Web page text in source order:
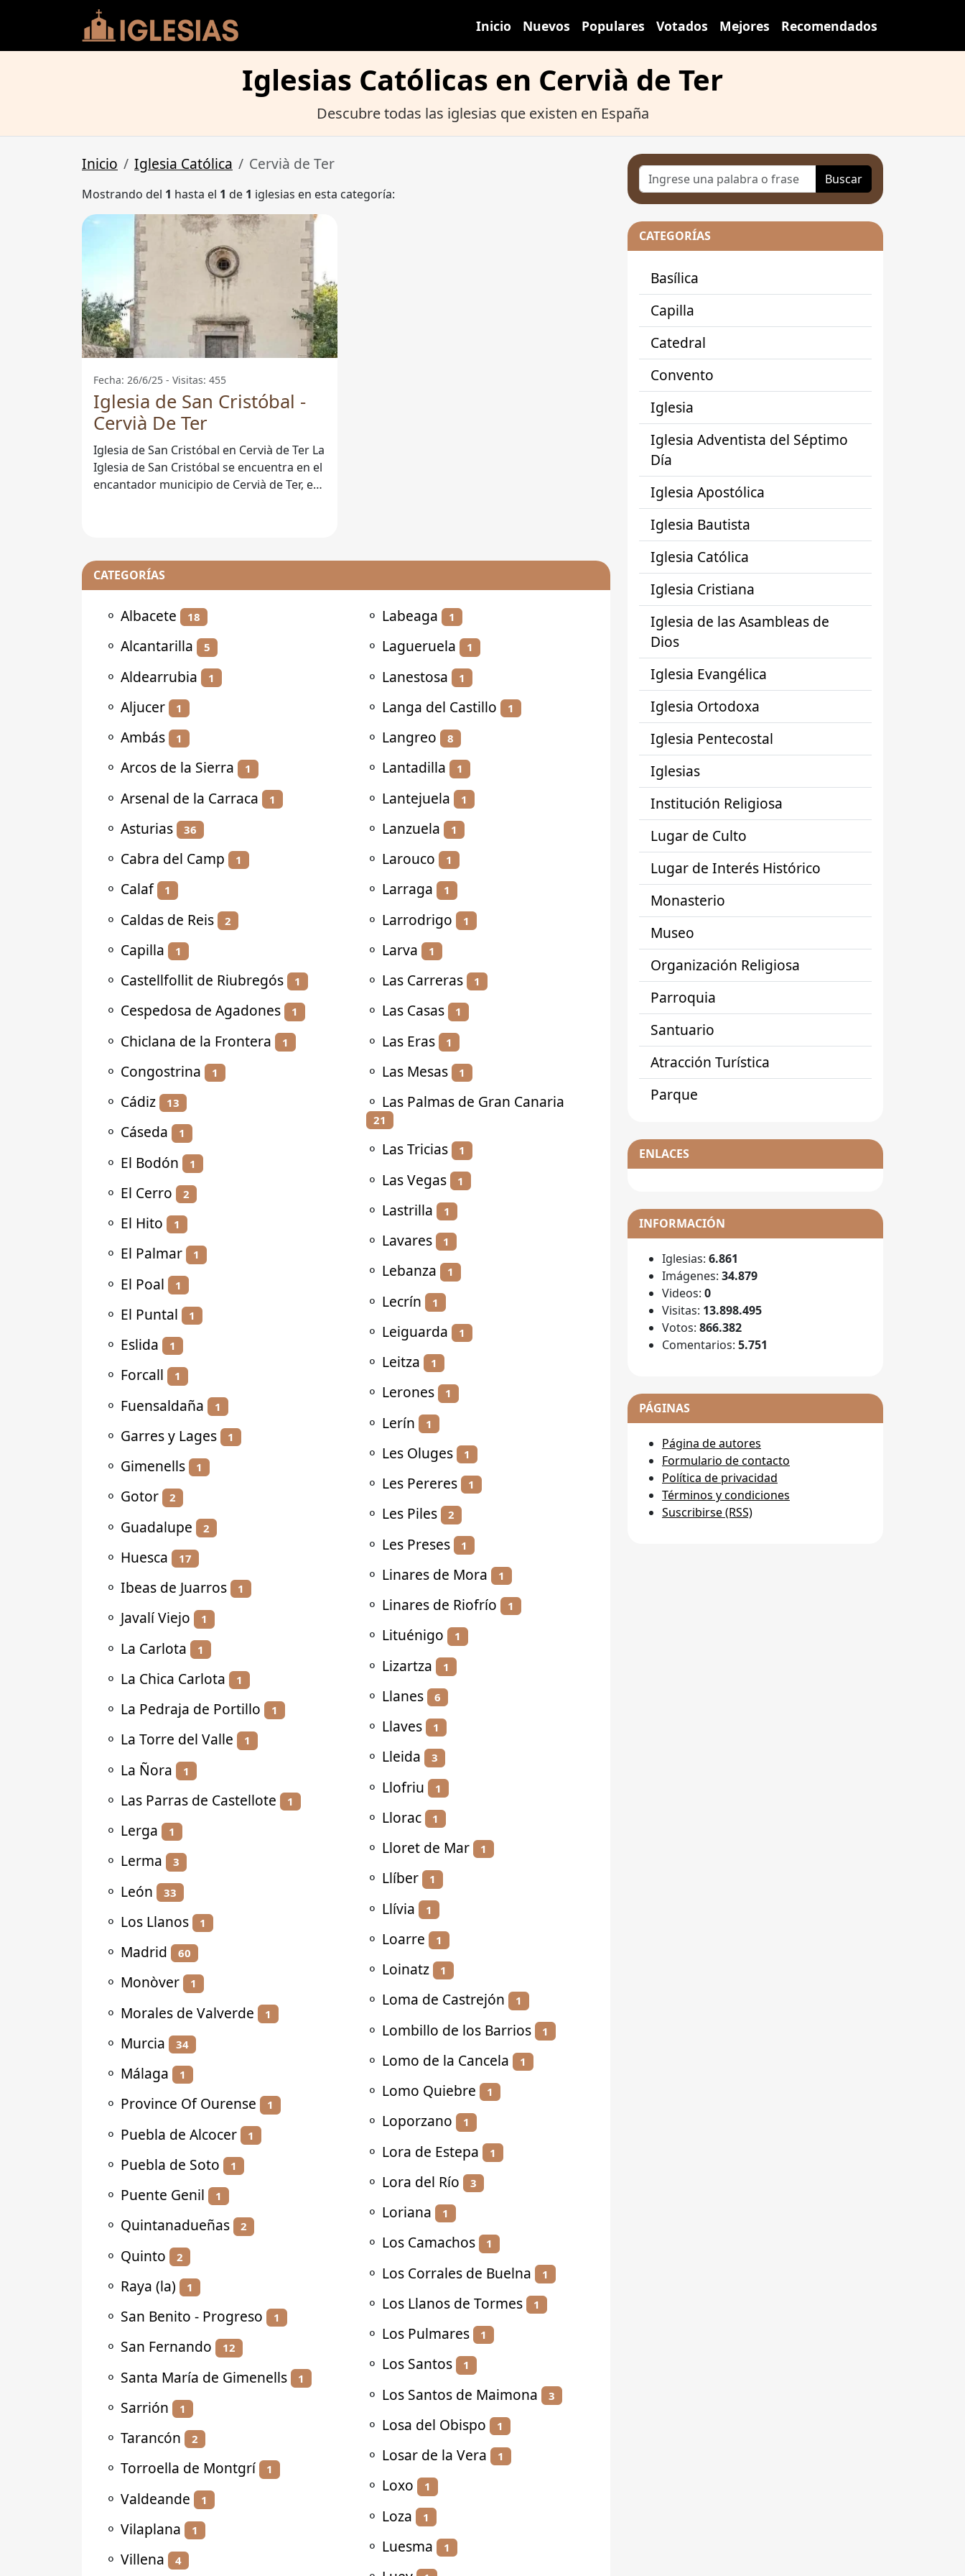
Inicio Nuevos Populares Votados Mejores Recomendados
Iglesias Católicas en Cervià de Ter
Descubre todas las iglesias que existen en España
Inicio Iglesia Católica Cervià de Ter
Mostrando del 1 hasta el 1 de 1 iglesias en esta categoría:
Fecha: 26/6/25 - Visitas: 455
Iglesia de San Cristóbal -
Cervià De Ter
Iglesia de San Cristóbal en Cervià de Ter La
Iglesia de San Cristóbal se encuentra en el
encantador municipio de Cervià de Ter, en
CATEGORÍAS
⚬ Albacete 18
⚬ Alcantarilla 5
⚬ Aldearrubia 1
⚬ Aljucer 1
⚬ Ambás 1
⚬ Arcos de la Sierra 1
⚬ Arsenal de la Carraca 1
⚬ Asturias 36
⚬ Cabra del Camp 1
⚬ Calaf 1
⚬ Caldas de Reis 2
⚬ Capilla 1
⚬ Castellfollit de Riubregós 1
⚬ Cespedosa de Agadones 1
⚬ Chiclana de la Frontera 1
⚬ Congostrina 1
⚬ Cádiz 13
⚬ Cáseda 1
⚬ El Bodón 1
⚬ El Cerro 2
⚬ El Hito 1
⚬ El Palmar 1
⚬ El Poal 1
⚬ El Puntal 1
⚬ Eslida 1
⚬ Forcall 1
⚬ Fuensaldaña 1
⚬ Garres y Lages 1
⚬ Gimenells 1
⚬ Gotor 2
⚬ Guadalupe 2
⚬ Huesca 17
⚬ Ibeas de Juarros 1
⚬ Javalí Viejo 1
⚬ La Carlota 1
⚬ La Chica Carlota 1
⚬ La Pedraja de Portillo 1
⚬ La Torre del Valle 1
⚬ La Ñora 1
⚬ Las Parras de Castellote 1
⚬ Lerga 1
⚬ Lerma 3
⚬ León 33
⚬ Los Llanos 1
⚬ Madrid 60
⚬ Monòver 1
⚬ Morales de Valverde 1
⚬ Murcia 34
⚬ Málaga 1
⚬ Province Of Ourense 1
⚬ Puebla de Alcocer 1
⚬ Puebla de Soto 1
⚬ Puente Genil 1
⚬ Quintanadueñas 2
⚬ Quinto 2
⚬ Raya (la) 1
⚬ San Benito - Progreso 1
⚬ San Fernando 12
⚬ Santa María de Gimenells 1
⚬ Sarrión 1
⚬ Tarancón 2
⚬ Torroella de Montgrí 1
⚬ Valdeande 1
⚬ Vilaplana 1
⚬ Villena 4
⚬ Labeaga 1
⚬ Lagueruela 1
⚬ Lanestosa 1
⚬ Langa del Castillo 1
⚬ Langreo 8
⚬ Lantadilla 1
⚬ Lantejuela 1
⚬ Lanzuela 1
⚬ Larouco 1
⚬ Larraga 1
⚬ Larrodrigo 1
⚬ Larva 1
⚬ Las Carreras 1
⚬ Las Casas 1
⚬ Las Eras 1
⚬ Las Mesas 1
⚬ Las Palmas de Gran Canaria
21
⚬ Las Tricias 1
⚬ Las Vegas 1
⚬ Lastrilla 1
⚬ Lavares 1
⚬ Lebanza 1
⚬ Lecrín 1
⚬ Leiguarda 1
⚬ Leitza 1
⚬ Lerones 1
⚬ Lerín 1
⚬ Les Oluges 1
⚬ Les Pereres 1
⚬ Les Piles 2
⚬ Les Preses 1
⚬ Linares de Mora 1
⚬ Linares de Riofrío 1
⚬ Lituénigo 1
⚬ Lizartza 1
⚬ Llanes 6
⚬ Llaves 1
⚬ Lleida 3
⚬ Llofriu 1
⚬ Llorac 1
⚬ Lloret de Mar 1
⚬ Llíber 1
⚬ Llívia 1
⚬ Loarre 1
⚬ Loinatz 1
⚬ Loma de Castrejón 1
⚬ Lombillo de los Barrios 1
⚬ Lomo de la Cancela 1
⚬ Lomo Quiebre 1
⚬ Loporzano 1
⚬ Lora de Estepa 1
⚬ Lora del Río 3
⚬ Loriana 1
⚬ Los Camachos 1
⚬ Los Corrales de Buelna 1
⚬ Los Llanos de Tormes 1
⚬ Los Pulmares 1
⚬ Los Santos 1
⚬ Los Santos de Maimona 3
⚬ Losa del Obispo 1
⚬ Losar de la Vera 1
⚬ Loxo 1
⚬ Loza 1
⚬ Luesma 1
Buscar
CATEGORÍAS
Basílica
Capilla
Catedral
Convento
Iglesia
Iglesia Adventista del Séptimo
Día
Iglesia Apostólica
Iglesia Bautista
Iglesia Católica
Iglesia Cristiana
Iglesia de las Asambleas de
Dios
Iglesia Evangélica
Iglesia Ortodoxa
Iglesia Pentecostal
Iglesias
Institución Religiosa
Lugar de Culto
Lugar de Interés Histórico
Monasterio
Museo
Organización Religiosa
Parroquia
Santuario
Atracción Turística
Parque
ENLACES
INFORMACIÓN
Iglesias: 6.861
Imágenes: 34.879
Videos: 0
Visitas: 13.898.495
Votos: 866.382
Comentarios: 5.751
PÁGINAS
Página de autores
Formulario de contacto
Política de privacidad
Términos y condiciones
Suscribirse (RSS)